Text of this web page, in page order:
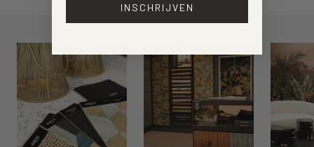
INSCHRIJVEN